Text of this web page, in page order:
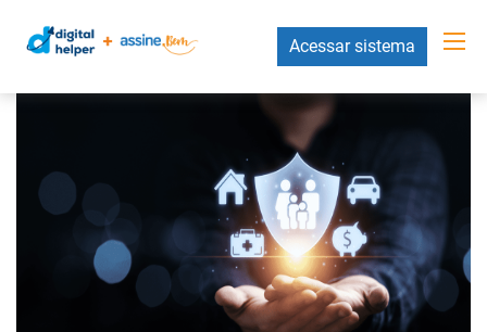
Acessar sistema